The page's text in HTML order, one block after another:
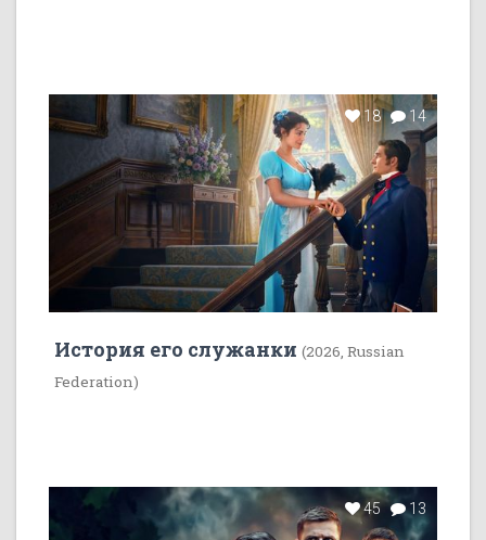
18 14
История его служанки (2026, Russian
Federation)
45 13